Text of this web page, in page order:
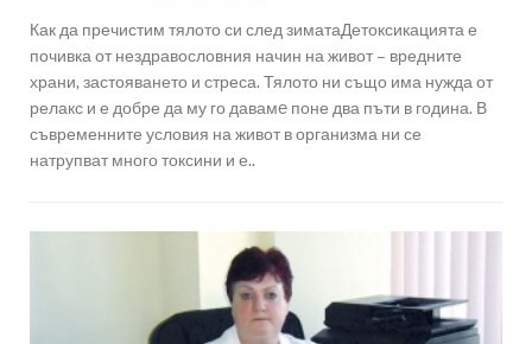
Как да пречистим тялото си след зиматаДетоксикацията е
почивка от нездравословния начин на живот – вредните
храни, застояването и стреса. Тялото ни също има нужда от
релакс и е добре да му го давамe поне два пъти в година. В
съвременните условия на живот в организма ни се
натрупват много токсини и е..